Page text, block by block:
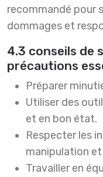
recommandé pour
dommages et
4.3 conseils de
précautions
Préparer
Utiliser des
et en bon état.
Respecter les
manipulation
Travailler en